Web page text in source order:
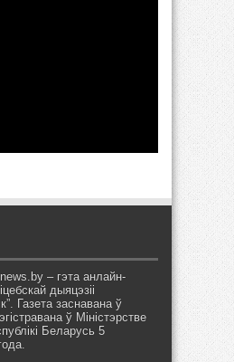
– гэта анлайн-
дыяцэзіі
Газета заснавана ў
ў Міністэрстве
Беларусь 5